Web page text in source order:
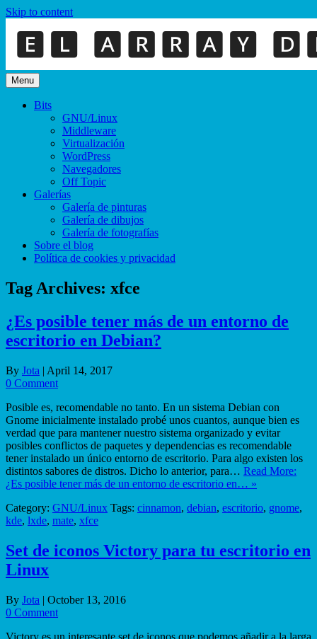
Skip to content
Menu
Bits
GNU/Linux
Middleware
Virtualización
WordPress
Navegadores
Off Topic
Galerías
Galería de pinturas
Galería de dibujos
Galería de fotografías
Sobre el blog
Política de cookies y privacidad
Tag Archives: xfce
¿Es posible tener más de un entorno de
escritorio en Debian?
By Jota | April 14, 2017
0 Comment
Posible es, recomendable no tanto. En un sistema Debian con
Gnome inicialmente instalado probé unos cuantos, aunque bien es
verdad que para mantener nuestro sistema organizado y evitar
posibles conflictos de paquetes y dependencias es recomendable
tener instalado un único entorno de escritorio. Para algo existen los
distintos sabores de distros. Dicho lo anterior, para… Read More:
¿Es posible tener más de un entorno de escritorio en… »
Category: GNU/Linux Tags: cinnamon, debian, escritorio, gnome,
kde, lxde, mate, xfce
Set de iconos Victory para tu escritorio en
Linux
By Jota | October 13, 2016
0 Comment
Victory es un interesante set de iconos que podemos añadir a la larga